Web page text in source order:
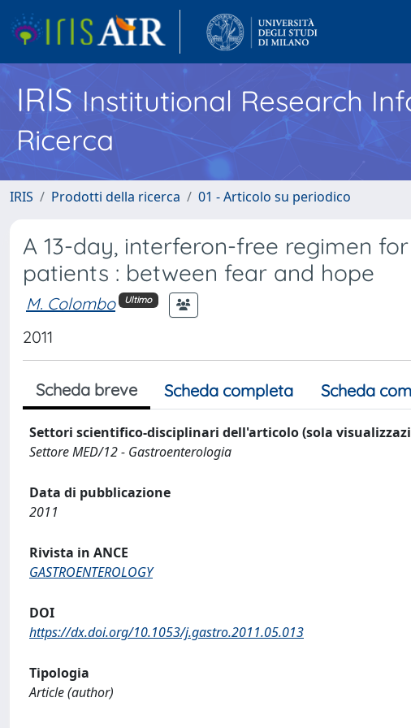
IRISInstitutional Research
Ricerca
IRIS Prodotti della ricerca 01 - Articolo su periodico
A 13-day, interferon-free regimen
patients : between fear and hope
M. Colombo Ultimo
2011
Scheda breve Scheda completa Scheda
Settori scientifico-disciplinari dell'articolo (sola
Settore MED/12 - Gastroenterologia
Data di pubblicazione
2011
Rivista in ANCE
GASTROENTEROLOGY
DOI
https://dx.doi.org/10.1053/j.gastro.2011.05.013
Tipologia
Article (author)